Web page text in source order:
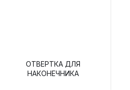
ОТВЕРТКА ДЛЯ
НАКОНЕЧНИКА